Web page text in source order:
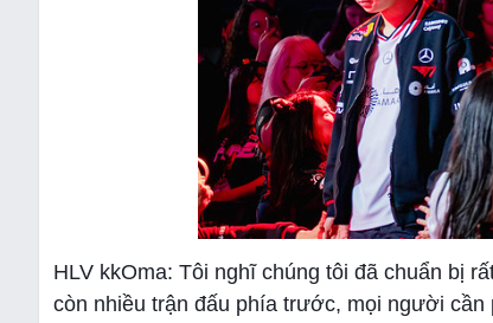
HLV kkOma: Tôi nghĩ chúng tôi đã chuẩn bị
còn nhiều trận đấu phía trước, mọi người cần